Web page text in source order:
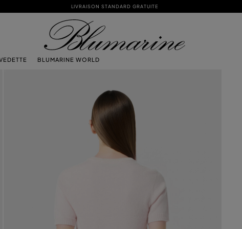
LIVRAISON STANDARD GRATUITE
BLUMARINE WORLD